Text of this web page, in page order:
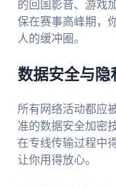
的回国影音、游戏
保在赛事高峰期，
人的缓冲圈。
数据安全与隐
所有网络活动都应
准的数据安全加密
在专线传输过程中
让你用得放心。